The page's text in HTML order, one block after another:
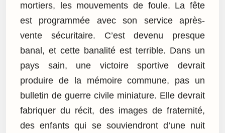
mortiers, les mouvements de foule. La fête
est programmée avec son service après-
vente sécuritaire. C’est devenu presque
banal, et cette banalité est terrible. Dans un
pays sain, une victoire sportive devrait
produire de la mémoire commune, pas un
bulletin de guerre civile miniature. Elle devrait
fabriquer du récit, des images de fraternité,
des enfants qui se souviendront d’une nuit